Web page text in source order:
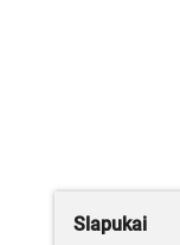
Slapukai